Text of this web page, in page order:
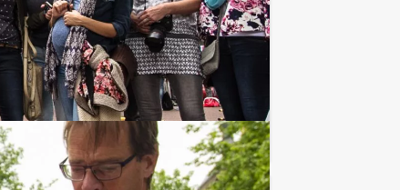
Holland Tour Guides heeft in
Favoriet